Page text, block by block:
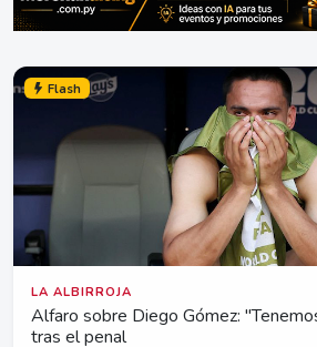
Flash
LA ALBIRROJA
Alfaro sobre Diego Gómez:
tras el penal